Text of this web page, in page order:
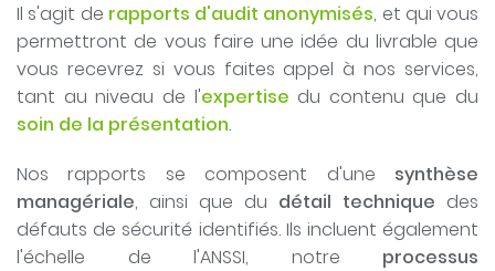
Il s'agit de rapports d'audit anonymisés, et qui vous
permettront de vous faire une idée du livrable que
vous recevrez si vous faites appel à nos services,
tant au niveau de l'expertise du contenu que du
soin de la présentation.
Nos rapports se composent d'une synthèse
managériale, ainsi que du détail technique des
défauts de sécurité identifiés. Ils incluent également
l'échelle de l'ANSSI, notre processus